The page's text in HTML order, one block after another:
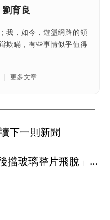
劉育良
我，如今，遊盪網路的領
欺瞞，有些事情似乎值得
更多文章
下一則新聞
影片｜直行高速公路「後擋玻璃整片飛脫」 後車慘遭比亞迪擊落